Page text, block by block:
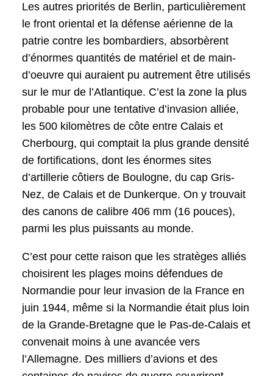
Les autres priorités de Berlin, particulièrement
le front oriental et la défense aérienne de la
patrie contre les bombardiers, absorbèrent
d’énormes quantités de matériel et de main-
d’oeuvre qui auraient pu autrement être utilisés
sur le mur de l’Atlantique. C’est la zone la plus
probable pour une tentative d’invasion alliée,
les 500 kilomètres de côte entre Calais et
Cherbourg, qui comptait la plus grande densité
de fortifications, dont les énormes sites
d’artillerie côtiers de Boulogne, du cap Gris-
Nez, de Calais et de Dunkerque. On y trouvait
des canons de calibre 406 mm (16 pouces),
parmi les plus puissants au monde.
C’est pour cette raison que les stratèges alliés
choisirent les plages moins défendues de
Normandie pour leur invasion de la France en
juin 1944, même si la Normandie était plus loin
de la Grande-Bretagne que le Pas-de-Calais et
convenait moins à une avancée vers
l’Allemagne. Des milliers d’avions et des